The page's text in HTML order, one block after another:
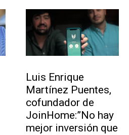
Luis Enrique
Martínez Puentes,
cofundador de
JoinHome:”No hay
mejor inversión que